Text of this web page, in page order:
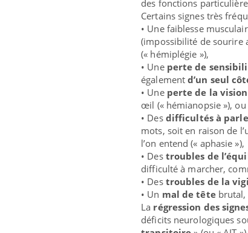
des fonctions
Certains signes très
• Une faiblesse
(impossibilité de sourire
(« hémiplégie »),
• Une perte de
égalementd’un seul
• Une perte de la vision
œil (« hémianopsie »),
• Des difficultés à
mots, soit en raison de
l’on entend (« aphasie »),
• Des troubles de
difficulté à marcher,
• Des troubles de la
• Un mal de têtebrutal,
La régression des
déficits neurologiques